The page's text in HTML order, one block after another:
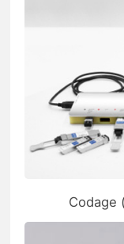
Codage